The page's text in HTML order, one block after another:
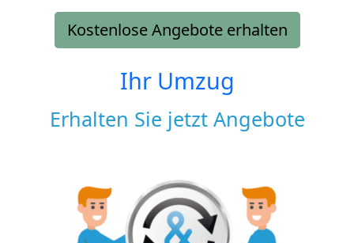
Kostenlose Angebote erhalten
Ihr Umzug
Erhalten Sie jetzt Angebote